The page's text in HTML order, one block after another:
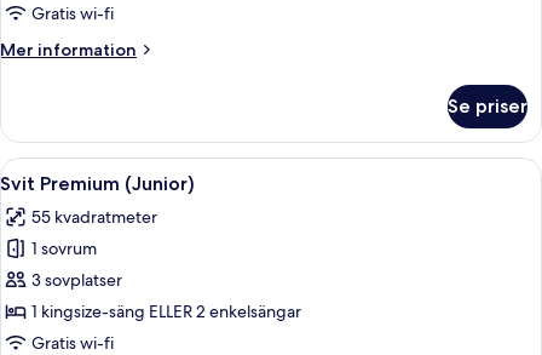
Gratis wi-fi
Mer information
Mer
(Limonaia)
Se priser
Öppna
alla
foton
för
Svit
Premium
(Junior)
Ett hotellrum med en säng, en soffa,
5
Svit Premium (Junior)
55 kvadratmeter
1 sovrum
3 sovplatser
1 kingsize-säng ELLER 2 enkelsängar
Gratis wi-fi